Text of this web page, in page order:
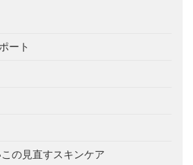
ート
の見直すスキンケア